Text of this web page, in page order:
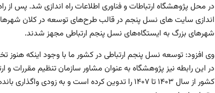
در محل پژوهشگاه ارتباطات و فناوری اطلاعات راه اندازی شد. پس از
اندازی سایت های نسل پنجم در قالب طرح‌های توسعه در کلان
شهرهای بزرگ به ایستگاه‌های نسل پنجم ارتباطی مجهز شدند.
وی افزود: توسعه نسل پنجم ارتباطی در کشور ما با وجود اینکه
در این رابطه نیز پژوهشگاه به عنوان مشاور سازمان تنظیم
کشور از سال ۱۴۰۳ تا ۱۴۰۷ را تدوین کرده است و به